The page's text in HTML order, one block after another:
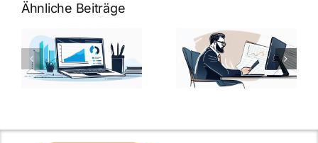
Ähnliche Beiträge
Fragen zum
Geschicktes
Ansprechen
der
Vorstellungsgespräch
Fragen: 77
Fragen und
kluge